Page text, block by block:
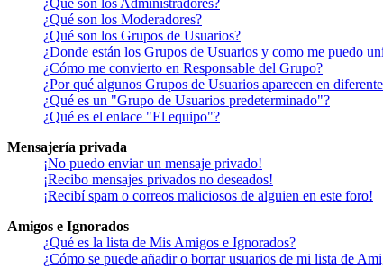
¿Qué son los Administradores?
¿Qué son los Moderadores?
¿Qué son los Grupos de Usuarios?
¿Donde están los Grupos de Usuarios y como me puedo
¿Cómo me convierto en Responsable del Grupo?
¿Por qué algunos Grupos de Usuarios aparecen en
¿Qué es un "Grupo de Usuarios predeterminado"?
¿Qué es el enlace "El equipo"?
Mensajería privada
¡No puedo enviar un mensaje privado!
¡Recibo mensajes privados no deseados!
¡Recibí spam o correos maliciosos de alguien en este foro!
Amigos e Ignorados
¿Qué es la lista de Mis Amigos e Ignorados?
¿Cómo se puede añadir o borrar usuarios de mi lista de